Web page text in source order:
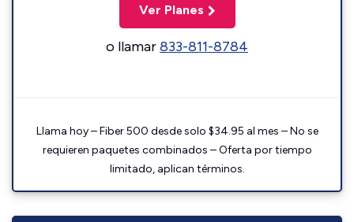
Ver Planes
o llamar833-811-8784
Llama hoy – Fiber 500 desde solo $34.95 al mes – No se
requieren paquetes combinados – Oferta por tiempo
limitado, aplican términos.